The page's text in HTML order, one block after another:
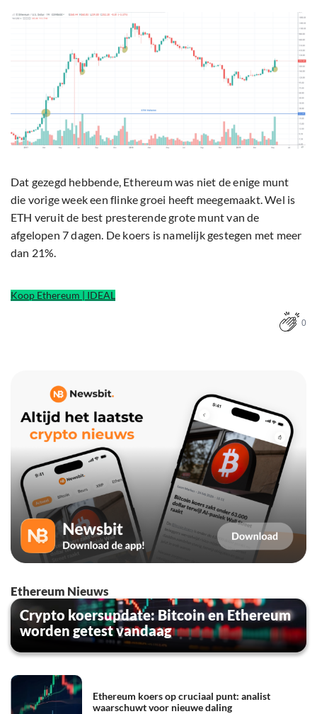
Dat gezegd hebbende, Ethereum was niet de enige munt
die vorige week een flinke groei heeft meegemaakt. Wel is
ETH veruit de best presterende grote munt van de
afgelopen 7 dagen. De koers is namelijk gestegen met meer
dan 21%.
Koop Ethereum | IDEAL
0
Ethereum Nieuws
Crypto koersupdate: Bitcoin en Ethereum
worden getest vandaag
Ethereum koers op cruciaal punt: analist
waarschuwt voor nieuwe daling